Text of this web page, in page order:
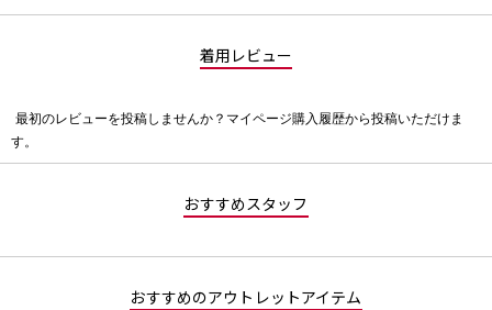
着用レビュー
価
最初のレビューを投稿しませんか？マイページ購入履歴から投稿いただけま
す。
おすすめスタッフ
おすすめのアウトレットアイテム